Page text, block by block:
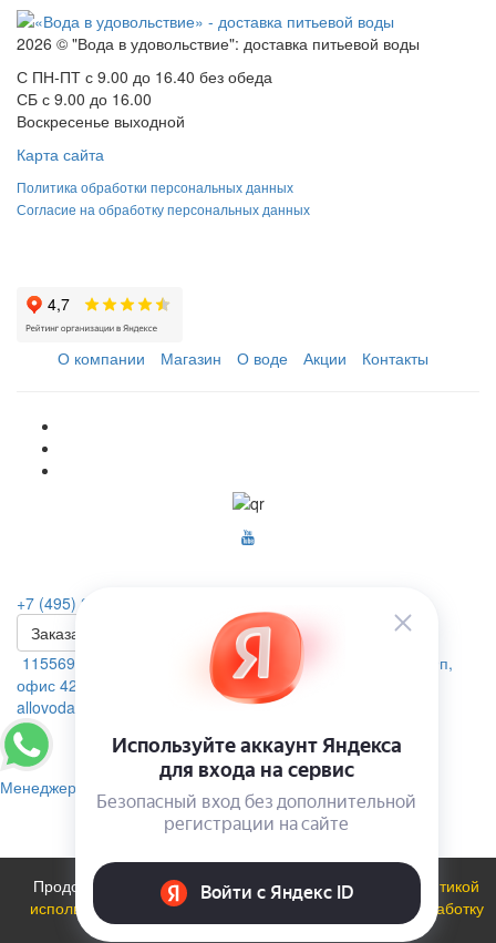
2026 © "Вода в удовольствие": доставка питьевой воды
С ПН-ПТ с 9.00 до 16.40 без обеда
СБ с 9.00 до 16.00
Воскресенье выходной
Карта сайта
Политика обработки персональных данных
Согласие на обработку персональных данных
О компании Магазин О воде Акции Контакты
+7 (495) 223-46-26
Заказать звонок
115569, г. Москва, ул.Домодедовская. д.4 помещение 19п,
офис 42А
allovoda@mail.ru
Менеджер
Продолжая использовать сайт, вы соглашаетесь с
политикой
использования файлов cookie
и даете
Согласие на обработку
персональных данных. ОК